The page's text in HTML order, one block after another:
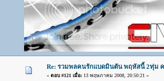
Re: รวมพลคนรักแบดมินตัน พฤหัสนี้ 2ทุ่ม
« ตอบ #121 เมื่อ:13 พฤษภาคม 2008, 20:50:21 »